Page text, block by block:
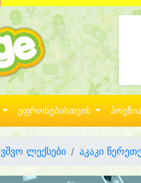
უფროსებისთვის
ლექსები აკაკი